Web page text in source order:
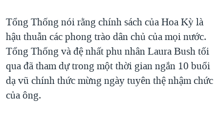
Tổng Thống nói rằng chính sách của Hoa Kỳ là
hậu thuẫn các phong trào dân chủ của mọi nước.
Tổng Thống và đệ nhất phu nhân Laura Bush tối
qua đã tham dự trong một thời gian ngắn 10 buổi
dạ vũ chính thức mừng ngày tuyên thệ nhậm chức
của ông.